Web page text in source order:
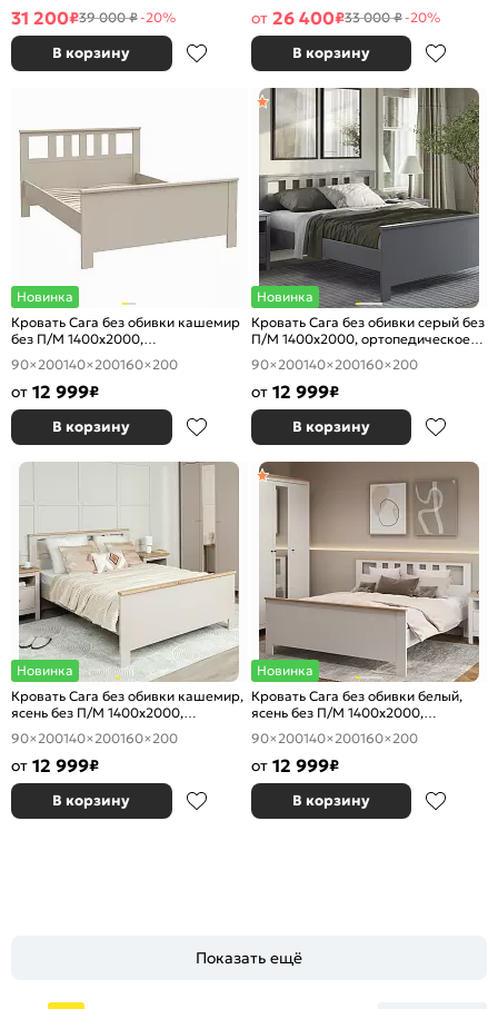
31 200₽39 000 ₽-20%
В корзину
от 26 400₽33 000 ₽-20%
В корзину
Новинка
Кровать Сага без обивки кашемир
без П/М 1400x2000,
ортопедическое основание,
изголовье жесткое
90×200140×200160×200
от 12 999₽
В корзину
Новинка
Кровать Сага без обивки серый без
П/М 1400x2000, ортопедическое
основание, изголовье жесткое
90×200140×200160×200
от 12 999₽
В корзину
Новинка
Кровать Сага без обивки кашемир,
ясень без П/М 1400x2000,
ортопедическое основание,
изголовье жесткое
90×200140×200160×200
от 12 999₽
В корзину
Новинка
Кровать Сага без обивки белый,
ясень без П/М 1400x2000,
ортопедическое основание,
изголовье жесткое
90×200140×200160×200
от 12 999₽
В корзину
Показать ещё